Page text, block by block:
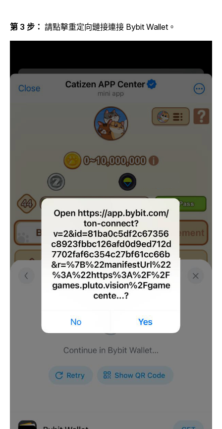
第 3 步： 請點擊重定向鏈接連接 Bybit Wallet。